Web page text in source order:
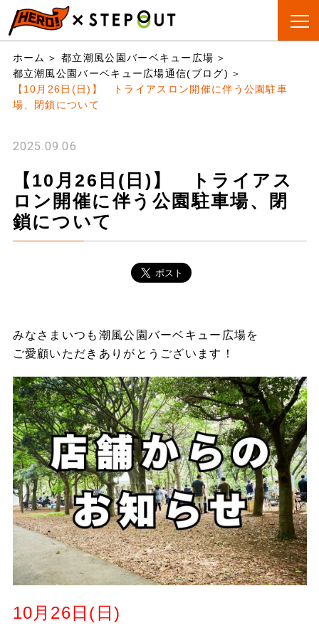
BBQ会場
検索
手ぶらBBQ
とは?
BBQ&CAMP
ちリスト
ホーム
都立潮風公園バーベキュー広場
都立潮風公園バーベキュー広場通信(ブログ)
【10月26日(日)】 トライアスロン開催に伴う公園駐車
場、閉鎖について
2025.09.06
【10月26日(日)】 トライアス
ロン開催に伴う公園駐車場、閉
鎖について
みなさまいつも潮風公園バーベキュー広場を
ご愛顧いただきありがとうございます！
10月26日(日)